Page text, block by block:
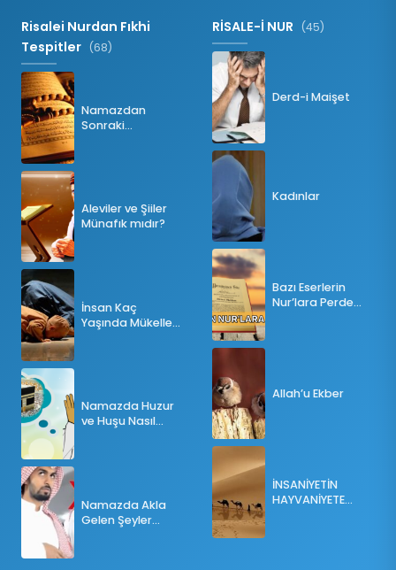
Risalei Nurdan Fıkhi
Tespitler (68)
Namazdan
Sonraki
Aleviler ve Şiiler
Münafık mıdır?
İnsan Kaç
Yaşında Mükellef
Namazda Huzur
ve Huşu Nasıl
Namazda Akla
Gelen Şeyler
RİSALE-İ NUR (45)
Derd-i Maişet
Kadınlar
Bazı Eserlerin
Nur’lara Perde
Allah’u Ekber
İNSANİYETİN
HAYVANİYETE